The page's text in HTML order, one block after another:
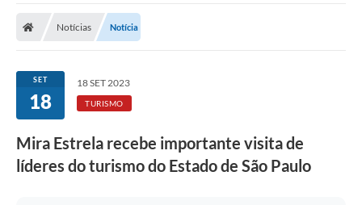
Notícias Notícia
SET
18
18 SET 2023
TURISMO
Mira Estrela recebe importante visita de
líderes do turismo do Estado de São Paulo